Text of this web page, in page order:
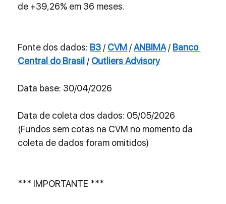
de +39,26% em 36 meses.
Fonte dos dados: B3 / CVM / ANBIMA / Banco
Central do Brasil / Outliers Advisory
Data base: 30/04/2026
Data de coleta dos dados: 05/05/2026
(Fundos sem cotas na CVM no momento da
coleta de dados foram omitidos)
*** IMPORTANTE ***